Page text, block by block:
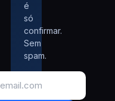
é
só
confirmar.
Sem
spam.